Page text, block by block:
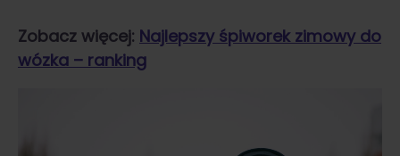
Zobacz więcej: Najlepszy śpiworek zimowy do
wózka – ranking